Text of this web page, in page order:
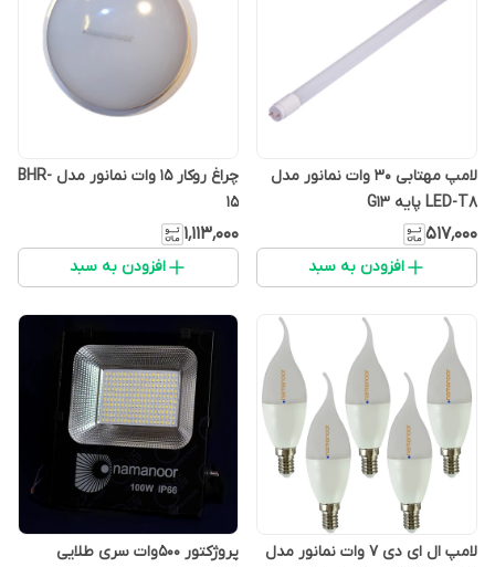
لامپ مهتابی 30 وات نمانور مدل
LED-T8 پایه G13
۵۱۷٬۰۰۰
افزودن به سبد
چراغ روکار 15 وات نمانور مدل BHR-
15
۱٬۱۱۳٬۰۰۰
افزودن به سبد
لامپ ال ای دی 7 وات نمانور مدل
پروژکتور 500وات سری طلایی